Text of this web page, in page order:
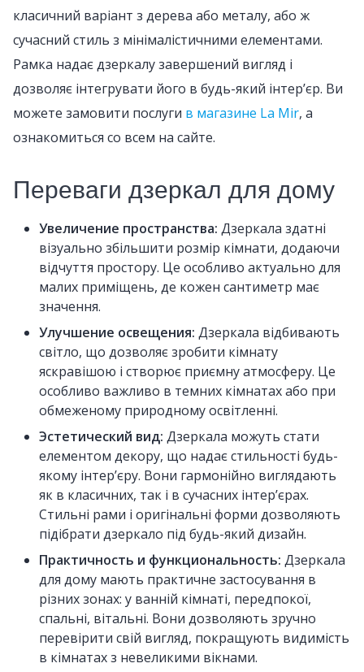
класичний варіант з дерева або металу, або ж
сучасний стиль з мінімалістичними елементами.
Рамка надає дзеркалу завершений вигляд і
дозволяє інтегрувати його в будь-який інтер’єр. Ви
можете замовити послуги в магазине La Mir, а
ознакомиться со всем на сайте.
Переваги дзеркал для дому
Увеличение пространства: Дзеркала здатні
візуально збільшити розмір кімнати, додаючи
відчуття простору. Це особливо актуально для
малих приміщень, де кожен сантиметр має
значення.
Улучшение освещения: Дзеркала відбивають
світло, що дозволяє зробити кімнату
яскравішою і створює приємну атмосферу. Це
особливо важливо в темних кімнатах або при
обмеженому природному освітленні.
Эстетический вид: Дзеркала можуть стати
елементом декору, що надає стильності будь-
якому інтер’єру. Вони гармонійно виглядають
як в класичних, так і в сучасних інтер’єрах.
Стильні рами і оригінальні форми дозволяють
підібрати дзеркало під будь-який дизайн.
Практичность и функциональность: Дзеркала
для дому мають практичне застосування в
різних зонах: у ванній кімнаті, передпокої,
спальні, вітальні. Вони дозволяють зручно
перевірити свій вигляд, покращують видимість
в кімнатах з невеликими вікнами.